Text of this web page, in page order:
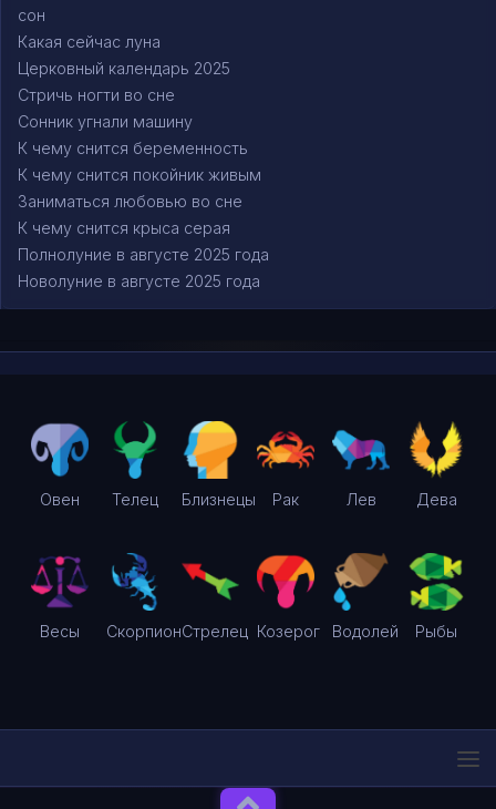
сон
Какая сейчас луна
Церковный календарь 2025
Стричь ногти во сне
Сонник угнали машину
К чему снится беременность
К чему снится покойник живым
Заниматься любовью во сне
К чему снится крыса серая
Полнолуние в августе 2025 года
Новолуние в августе 2025 года
Овен Телец Близнецы Рак Лев Дева
Весы СкорпионСтрелец Козерог Водолей Рыбы